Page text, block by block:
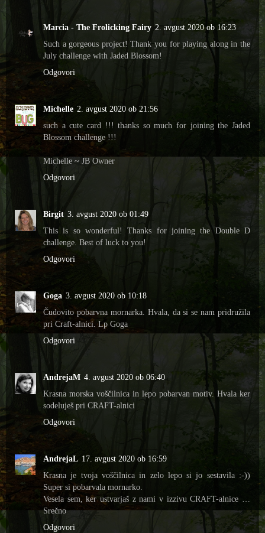
Marcia - The Frolicking Fairy 2. avgust 2020 ob 16:23
Such a gorgeous project! Thank you for playing along in the
July challenge with Jaded Blossom!
Odgovori
Michelle 2. avgust 2020 ob 21:56
such a cute card !!! thanks so much for joining the Jaded
Blossom challenge !!!
Michelle ~ JB Owner
Odgovori
Birgit 3. avgust 2020 ob 01:49
This is so wonderful! Thanks for joining the Double D
challenge. Best of luck to you!
Odgovori
Goga 3. avgust 2020 ob 10:18
Čudovito pobarvna mornarka. Hvala, da si se nam pridružila
pri Craft-alnici. Lp Goga
Odgovori
AndrejaM 4. avgust 2020 ob 06:40
Krasna morska voščilnica in lepo pobarvan motiv. Hvala ker
sodeluješ pri CRAFT-alnici
Odgovori
AndrejaL 17. avgust 2020 ob 16:59
Krasna je tvoja voščilnica in zelo lepo si jo sestavila :-))
Super si pobarvala mornarko.
Vesela sem, ker ustvarjaš z nami v izzivu CRAFT-alnice …
Srečno
Odgovori